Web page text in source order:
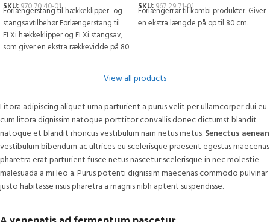
SKU:970 70 40-01
Forlængerstang til hækkeklipper- og
stangsavtilbehør Forlængerstang til
FLXi hækkeklipper og FLXi stangsav,
som giver en ekstra rækkevidde på 80
SKU:967 29 71-01
Forlængerrør til kombi produkter. Giver
en ekstra længde på op til 80 cm.
View all products
Litora adipiscing aliquet urna parturient a purus velit per ullamcorper dui eu
cum litora dignissim natoque porttitor convallis donec dictumst blandit
natoque et blandit rhoncus vestibulum nam netus metus.Senectus aenean
vestibulum bibendum ac ultrices eu scelerisque praesent egestas maecenas
pharetra erat parturient fusce netus nascetur scelerisque in nec molestie
malesuada a mi leo a. Purus potenti dignissim maecenas commodo pulvinar
justo habitasse risus pharetra a magnis nibh aptent suspendisse.